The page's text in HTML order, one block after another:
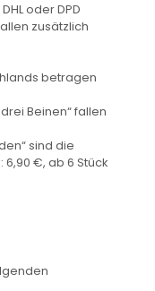
oder DPD
zusätzlich
betragen
Beinen“ fallen
sind die
€, ab 6 Stück